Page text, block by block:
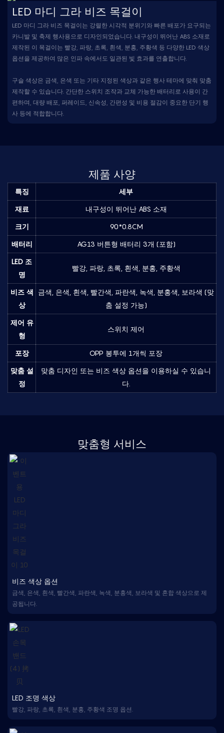
LED 마디 그라 비즈 목걸이
LED 마디 그라 비즈 목걸이는 강렬한 시각적 분위기와 빠른 배포가 요구되는
카니발 및 축제 행사용으로 디자인되었습니다. 내구성이 뛰어난 ABS 소재로
제작된 이 목걸이는 빨강, 파랑, 초록, 흰색, 분홍, 주황색 등 다양한 LED 색상
옵션을 제공하여 많은 인파 속에서도 일관된 빛 효과를 연출합니다.
구슬 색상은 금색, 은색 또는 기타 지정된 색상과 같은 행사 테마에 맞춰 맞춤
제작할 수 있습니다. 간단한 스위치 조작과 교체 가능한 배터리로 사용이 간
편하며, 대량 배포, 퍼레이드, 신속성, 간편성 및 비용 절감이 중요한 단기 행
사 등에 적합합니다.
제품 사양
특징 세부
재료 내구성이 뛰어난 ABS 소재
크기 90*0.8CM
배터리 AG13 버튼형 배터리 3개 (포함)
LED 조
명
빨강, 파랑, 초록, 흰색, 분홍, 주황색
비즈 색
상
금색, 은색, 흰색, 빨간색, 파란색, 녹색, 분홍색, 보라색 (맞
춤 설정 가능)
제어 유
형
스위치 제어
포장 OPP 봉투에 1개씩 포장
맞춤 설
정
맞춤 디자인 또는 비즈 색상 옵션을 이용하실 수 있습니
다.
맞춤형 서비스
비즈 색상 옵션
금색, 은색, 흰색, 빨간색, 파란색, 녹색, 분홍색, 보라색 및 혼합 색상으로 제
공됩니다.
LED 조명 색상
빨강, 파랑, 초록, 흰색, 분홍, 주황색 조명 옵션.